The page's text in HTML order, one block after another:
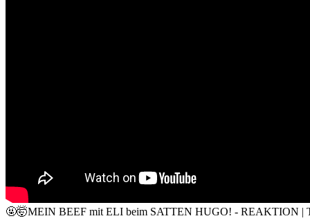
🤬🤯MEIN BEEF mit ELI beim SATTEN HUGO! - REAKTION |